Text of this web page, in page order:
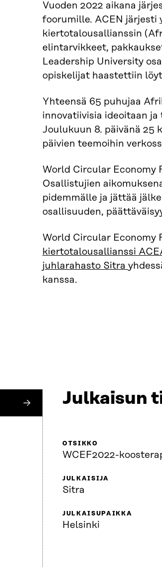
Vuoden 2022 aikana
foorumille. ACEN järjesti
kiertotalousallianssin
elintarvikkeet,
Leadership University
opiskelijat haastettiin
Yhteensä 65 puhujaa
innovatiivisia ideoitaan
Joulukuun 8. päivänä 25
päivien teemoihin
World Circular Economy
Osallistujien
pidemmälle ja jättää
osallisuuden,
World Circular Economy
kiertotalousallianssi
juhlarahasto Sitra
kanssa.
Julkaisun
OTSIKKO
WCEF2022-
JULKAISIJA
Sitra
JULKAISUPAIKKA
Helsinki